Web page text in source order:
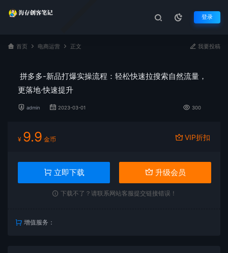
登录
首页 电商运营 正文 我要投稿
拼多多-新品打爆实操流程：轻松快速拉搜索自然流量，
更落地·快速提升
admin 2023-03-01 300
¥ 9.9 金币 VIP折扣
立即下载 升级会员
下载不了？请联系网站客服提交链接错误！
增值服务：